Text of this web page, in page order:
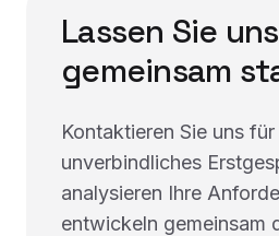
Lassen Sie uns
gemeinsam
Kontaktieren Sie uns für
unverbindliches
analysieren Ihre
entwickeln gemeinsam